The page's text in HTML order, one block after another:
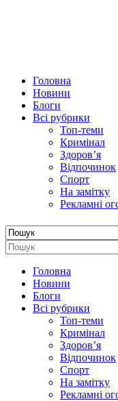
Головна
Новини
Блоги
Всі рубрики
Топ-теми
Кримінал
Здоров’я
Відпочинок
Спорт
На замітку
Рекламні
Головна
Новини
Блоги
Всі рубрики
Топ-теми
Кримінал
Здоров’я
Відпочинок
Спорт
На замітку
Рекламні